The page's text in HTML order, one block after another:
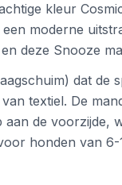
kleur
moderne
deze Snooze
dat
textiel. De
de
honden van